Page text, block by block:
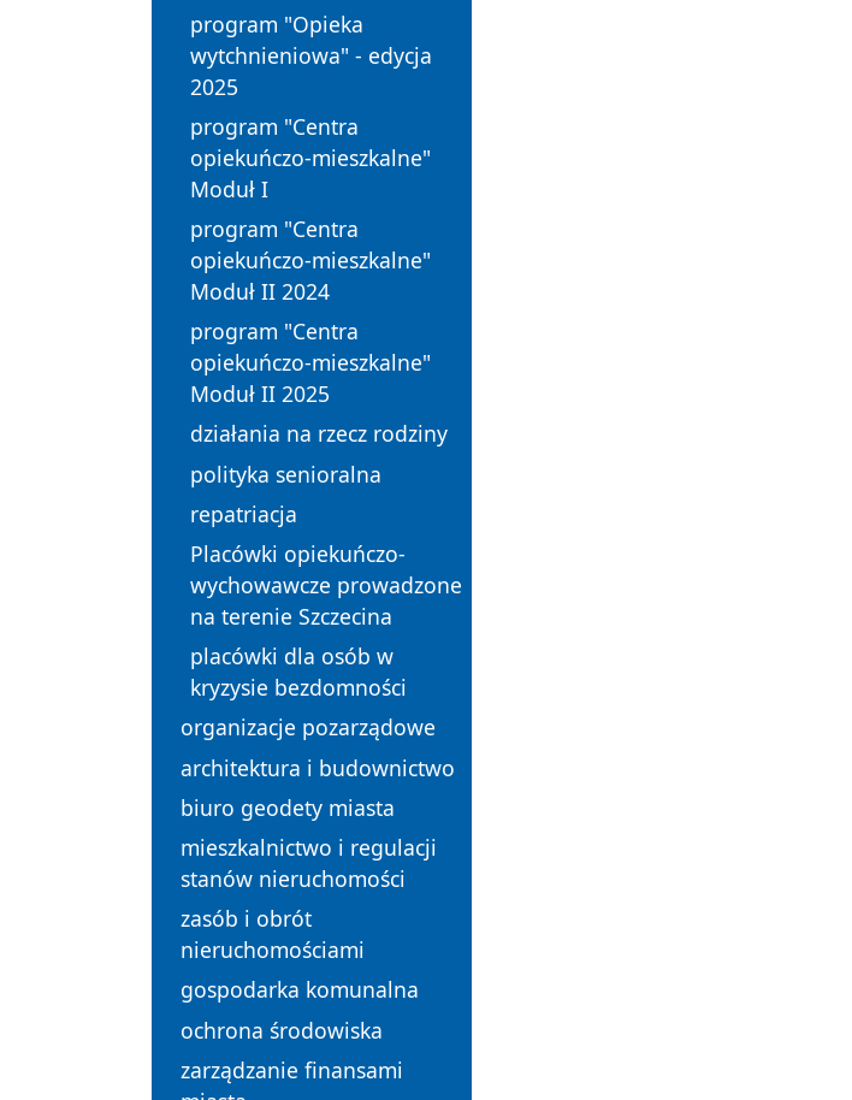
program "Opieka
wytchnieniowa" - edycja
2025
program "Centra
opiekuńczo-mieszkalne"
Moduł I
program "Centra
opiekuńczo-mieszkalne"
Moduł II 2024
program "Centra
opiekuńczo-mieszkalne"
Moduł II 2025
działania na rzecz rodziny
polityka senioralna
repatriacja
Placówki opiekuńczo-
wychowawcze prowadzone
na terenie Szczecina
placówki dla osób w
kryzysie bezdomności
organizacje pozarządowe
architektura i budownictwo
biuro geodety miasta
mieszkalnictwo i regulacji
stanów nieruchomości
zasób i obrót
nieruchomościami
gospodarka komunalna
ochrona środowiska
zarządzanie finansami